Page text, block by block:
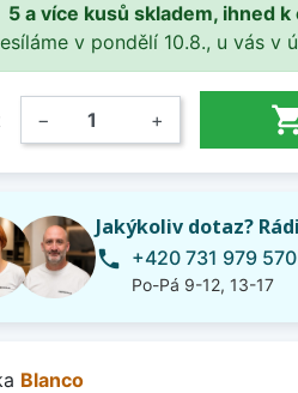
5 a více kusů skladem, ihned
v pondělí 10.8., u vás v
− +
Jakýkoliv dotaz?
phone +420 731 979 570
Po-Pá 9-12, 13-17
Blanco